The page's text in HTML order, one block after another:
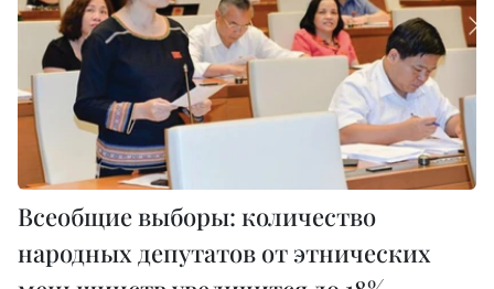
Всеобщие выборы: количество
народных депутатов от этнических